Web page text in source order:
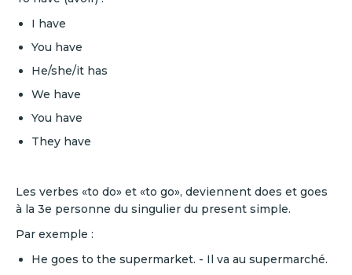
I have
You have
He/she/it has
We have
You have
They have
Les verbes «to do» et «to go», deviennent does et goes
à la 3e personne du singulier du present simple.
Par exemple :
He goes to the supermarket. - Il va au supermarché.